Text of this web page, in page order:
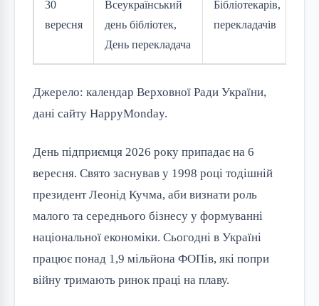
30
вересня
Всеукраїнський
день бібліотек,
День перекладача
Бібліотекарів,
перекладачів
Джерело: календар Верховної Ради України,
дані сайту HappyMonday.
День підприємця 2026 року припадає на 6
вересня. Свято заснував у 1998 році тодішній
президент Леонід Кучма, аби визнати роль
малого та середнього бізнесу у формуванні
національної економіки. Сьогодні в Україні
працює понад 1,9 мільйона ФОПів, які попри
війну тримають ринок праці на плаву.